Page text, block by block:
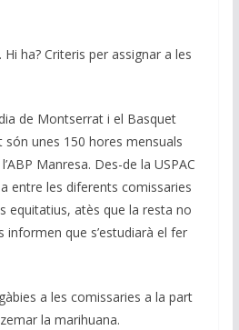
Hi ha? Criteris per assignar a les
de Montserrat i el Basquet
unes 150 hores mensuals
Manresa. Des-de la USPAC
entre les diferents comissaries
equitatius, atès que la resta no
informen que s’estudiarà el fer
a les comissaries a la part
la marihuana.